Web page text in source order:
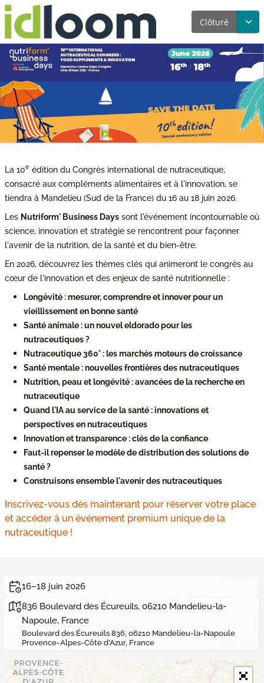
Clôturé
La 10e édition du Congrès international de nutraceutique,
consacré aux compléments alimentaires et à l'innovation, se
tiendra à Mandelieu (Sud de la France) du 16 au 18 juin 2026.
Les Nutriform' Business Days sont l'événement incontournable où
science, innovation et stratégie se rencontrent pour façonner
l'avenir de la nutrition, de la santé et du bien-être.
En 2026, découvrez les thèmes clés qui animeront le congrès au
cœur de l'innovation et des enjeux de santé nutritionnelle :
Longévité : mesurer, comprendre et innover pour un
vieillissement en bonne santé
Santé animale : un nouvel eldorado pour les
nutraceutiques ?
Nutraceutique 360° : les marchés moteurs de croissance
Santé mentale : nouvelles frontières des nutraceutiques
Nutrition, peau et longévité : avancées de la recherche en
nutraceutique
Quand l'IA au service de la santé : innovations et
perspectives en nutraceutiques
Innovation et transparence : clés de la confiance
Faut-il repenser le modèle de distribution des solutions de
santé ?
Construisons ensemble l'avenir des nutraceutiques
Inscrivez-vous dès maintenant pour réserver votre place
et accéder à un événement premium unique de la
nutraceutique !
16–18 juin 2026
836 Boulevard des Écureuils, 06210 Mandelieu-la-
Napoule, France
Boulevard des Écureuils 836, 06210 Mandelieu-la-Napoule
Provence-Alpes-Côte d'Azur, France